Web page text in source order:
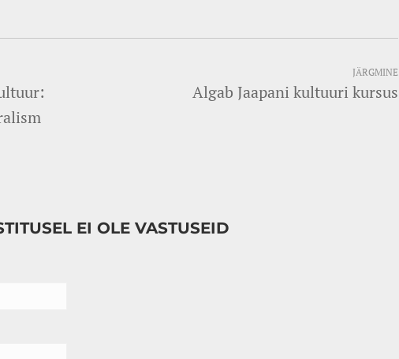
JÄRGMINE
Algab Jaapani kultuuri kursus
EI OLE VASTUSEID